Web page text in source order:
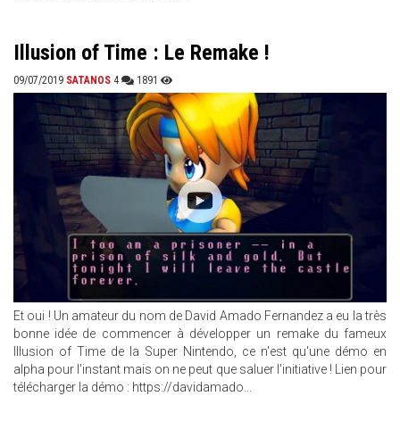
Illusion of Time : Le Remake !
09/07/2019 SATANOS 4 1891
Et oui ! Un amateur du nom de David Amado Fernandez a eu la très
bonne idée de commencer à développer un remake du fameux
Illusion of Time de la Super Nintendo, ce n'est qu'une démo en
alpha pour l'instant mais on ne peut que saluer l'initiative ! Lien pour
télécharger la démo : https://davidamado...